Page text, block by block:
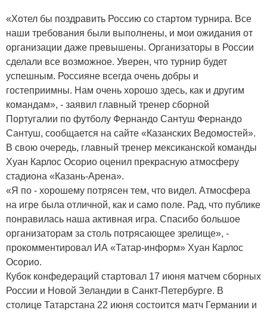
«Хотел бы поздравить Россию со стартом турнира. Все
наши требования были выполнены, и мои ожидания от
организации даже превышены. Организаторы в России
сделали все возможное. Уверен, что турнир будет
успешным. Россияне всегда очень добры и
гостеприимны. Нам очень хорошо здесь, как и другим
командам», - заявил главный тренер сборной
Португалии по футболу Фернандо Сантуш Фернандо
Сантуш, сообщается на сайте «Казанских Ведомостей».
В свою очередь, главный тренер мексиканской команды
Хуан Карлос Осорио оценил прекрасную атмосферу
стадиона «Казань-Арена».
«Я по - хорошему потрясен тем, что видел. Атмосфера
на игре была отличной, как и само поле. Рад, что публике
понравилась наша активная игра. Спасибо большое
организаторам за столь потрясающее зрелище», -
прокомментировал ИА «Татар-информ» Хуан Карлос
Осорио.
Кубок конфедераций стартовал 17 июня матчем сборных
России и Новой Зеландии в Санкт-Петербурге. В
столице Татарстана 22 июня состоится матч Германии и